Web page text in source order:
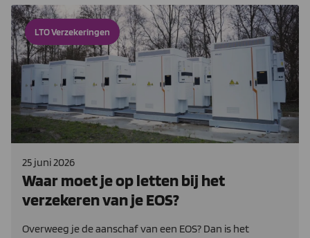
LTO Verzekeringen
25 juni 2026
Waar moet je op letten bij het
verzekeren van je EOS?
Overweeg je de aanschaf van een EOS? Dan is het